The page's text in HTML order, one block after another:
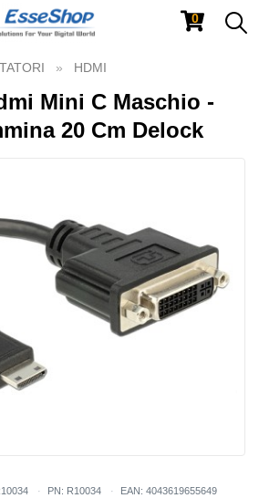
0
HDMI
Mini C Maschio -
20 Cm Delock
PN: R10034 EAN: 4043619655649